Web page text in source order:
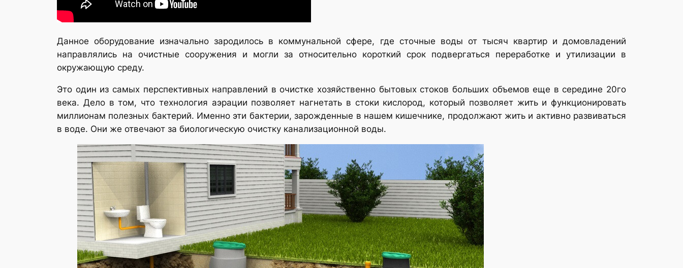
Данное оборудование изначально зародилось в коммунальной сфере, где сточные воды от тысяч квартир и домовладений
направлялись на очистные сооружения и могли за относительно короткий срок подвергаться переработке и утилизации в
окружающую среду.
Это один из самых перспективных направлений в очистке хозяйственно бытовых стоков больших объемов еще в середине 20го
века. Дело в том, что технология аэрации позволяет нагнетать в стоки кислород, который позволяет жить и функционировать
миллионам полезных бактерий. Именно эти бактерии, зарожденные в нашем кишечнике, продолжают жить и активно развиваться
в воде. Они же отвечают за биологическую очистку канализационной воды.